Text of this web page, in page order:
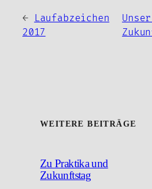
←
Laufabzeichen
2017
WEITERE BEITRÄGE
Zu Praktika und
Zukunftstag